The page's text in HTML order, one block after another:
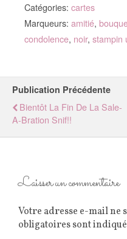
Catégories: cartes
Marqueurs: amitié,
condolence, noir, stampin
Publication Précédente
Bientôt La Fin De La Sale-
A-Bration Snif!!
Laisser un commentaire
Votre adresse e-mail ne
obligatoires sont